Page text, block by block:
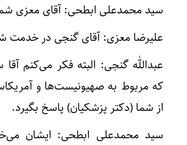
سید محمدعلی ابطحی: آقای معزی
علیرضا معزی: آقای گنجی در خدمت
عبدالله گنجی: البته فکر می‌کنم
که مربوط به صهیونیست‌ها و
از شما (دکتر پزشکیان) پاسخ بگیرد.
سید محمدعلی ابطحی: ایشان